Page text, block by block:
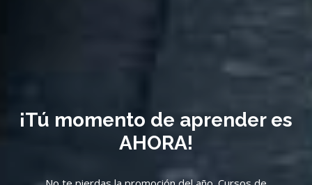
Curso General de Transportes
Terrestres, 39 Edición